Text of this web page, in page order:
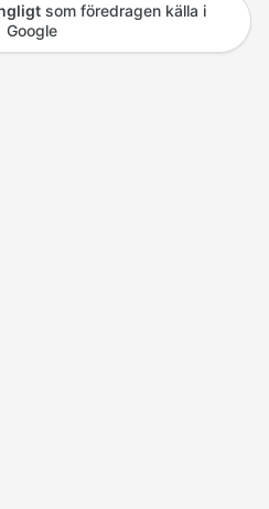
som föredragen källa i
Google